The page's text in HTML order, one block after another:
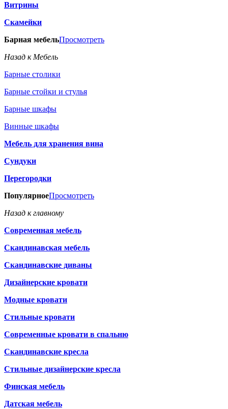
Витрины
Скамейки
Барная мебельПросмотреть
Назад к Мебель
Барные столики
Барные стойки и стулья
Барные шкафы
Винные шкафы
Мебель для хранения вина
Сундуки
Перегородки
ПопулярноеПросмотреть
Назад к главному
Современная мебель
Скандинавская мебель
Скандинавские диваны
Дизайнерские кровати
Модные кровати
Стильные кровати
Современные кровати в спальню
Скандинавские кресла
Стильные дизайнерские кресла
Финская мебель
Датская мебель